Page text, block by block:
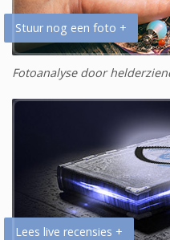
Stuur nog een foto +
Fotoanalyse door
Lees live recensies +